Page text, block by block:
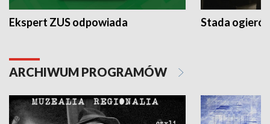
Ekspert ZUS odpowiada Stada
ARCHIWUM PROGRAMÓW